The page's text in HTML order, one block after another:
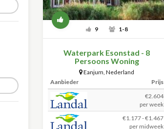
9 1-8
Waterpark Esonstad - 8
Persoons Woning
Eanjum,Nederland
Aanbieder
Prijs
€2.604
per week
€1.177 - €1.467
per midweek